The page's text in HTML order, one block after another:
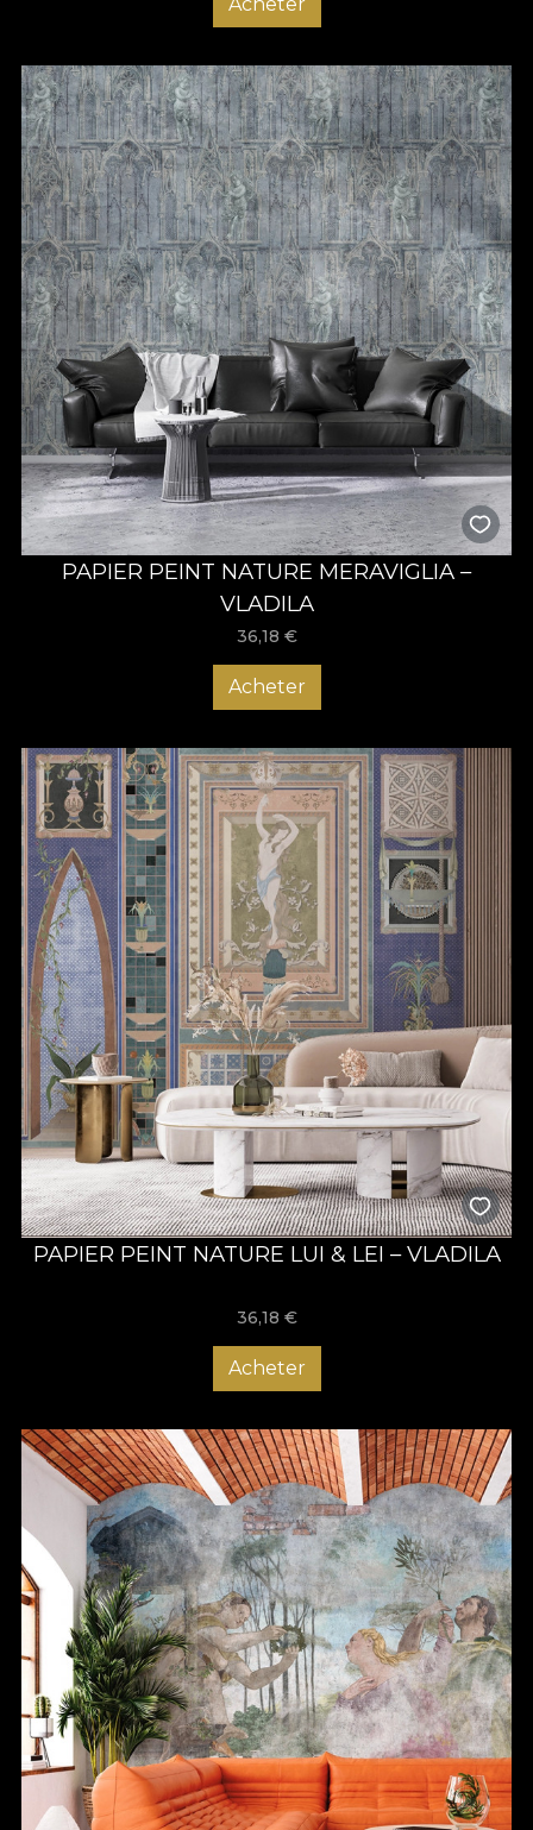
Acheter
PAPIER PEINT NATURE MERAVIGLIA –
VLADILA
36,18 €
Acheter
PAPIER PEINT NATURE LUI & LEI – VLADILA
36,18 €
Acheter